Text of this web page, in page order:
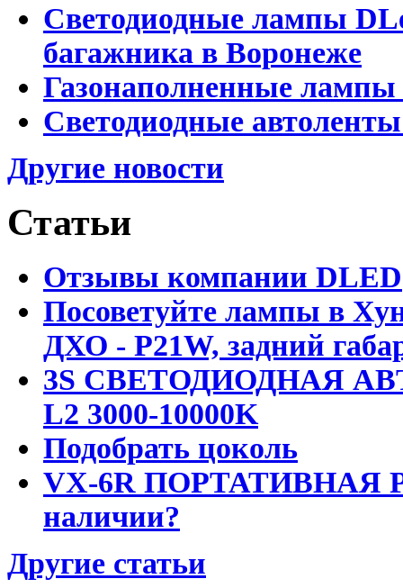
Светодиодные лампы
багажника в Воронеже
Газонаполненные
Светодиодные
Другие новости
Статьи
Отзывы компании DLED
Посоветуйте лампы в
ДХО - P21W, задний
3S СВЕТОДИОДНАЯ
L2 3000-10000K
Подобрать цоколь
VX-6R ПОРТАТИВНАЯ
наличии?
Другие статьи